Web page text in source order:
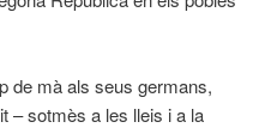
de mà als seus germans,
– sotmès a les lleis i a la